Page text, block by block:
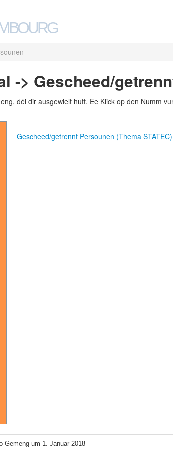
-> Gescheed/
déi dir ausgewielt hutt. Ee Klick op den Numm
Gescheed/getrennt Persounen (Thema STATEC)
Gemeng um 1. Januar 2018